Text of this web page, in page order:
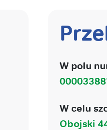
W polu
W celu
Obojski